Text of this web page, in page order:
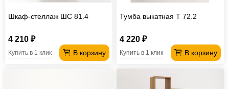
Шкаф-стеллаж ШС 81.4
4 210 ₽
В корзину
Купить в 1 клик
Тумба выкатная Т 72.2
4 220 ₽
В корзину
Купить в 1 клик